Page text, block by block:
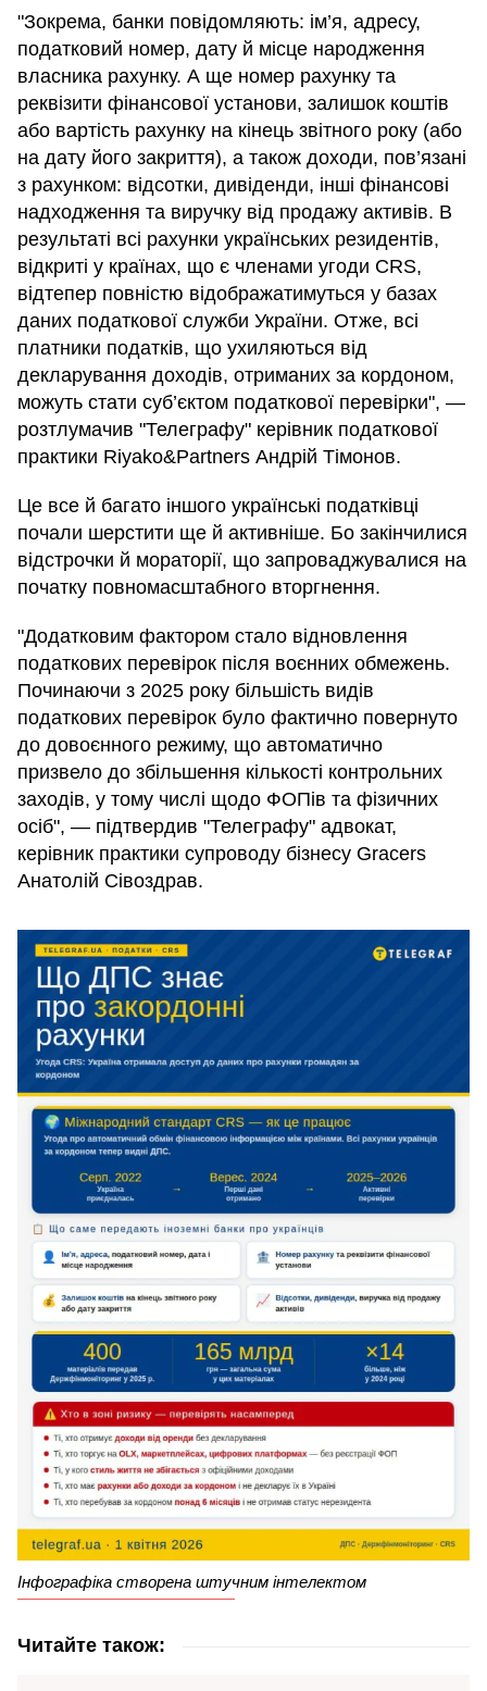
"Зокрема, банки повідомляють: ім’я, адресу,
податковий номер, дату й місце народження
власника рахунку. А ще номер рахунку та
реквізити фінансової установи, залишок коштів
або вартість рахунку на кінець звітного року (або
на дату його закриття), а також доходи, пов’язані
з рахунком: відсотки, дивіденди, інші фінансові
надходження та виручку від продажу активів. В
результаті всі рахунки українських резидентів,
відкриті у країнах, що є членами угоди CRS,
відтепер повністю відображатимуться у базах
даних податкової служби України. Отже, всі
платники податків, що ухиляються від
декларування доходів, отриманих за кордоном,
можуть стати суб’єктом податкової перевірки", —
розтлумачив "Телеграфу" керівник податкової
практики Riyako&Partners Андрій Тімонов.
Це все й багато іншого українські податківці
почали шерстити ще й активніше. Бо закінчилися
відстрочки й мораторії, що запроваджувалися на
початку повномасштабного вторгнення.
"Додатковим фактором стало відновлення
податкових перевірок після воєнних обмежень.
Починаючи з 2025 року більшість видів
податкових перевірок було фактично повернуто
до довоєнного режиму, що автоматично
призвело до збільшення кількості контрольних
заходів, у тому числі щодо ФОПів та фізичних
осіб", — підтвердив "Телеграфу" адвокат,
керівник практики супроводу бізнесу Gracers
Анатолій Сівоздрав.
Інфографіка створена штучним інтелектом
Читайте також: